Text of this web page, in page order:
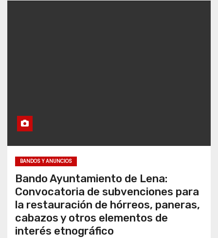
BANDOS Y ANUNCIOS
Bando Ayuntamiento de Lena:
Convocatoria de subvenciones para
la restauración de hórreos, paneras,
cabazos y otros elementos de
interés etnográfico